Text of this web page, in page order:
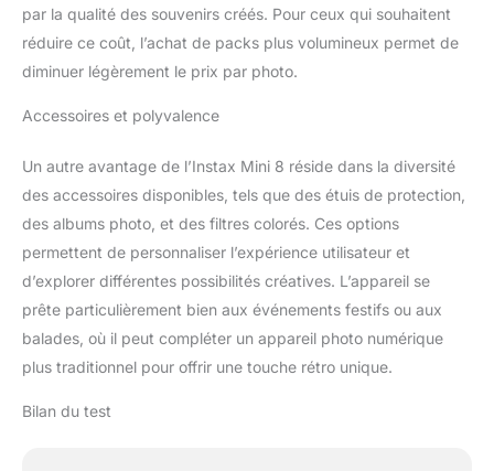
par la qualité des souvenirs créés. Pour ceux qui souhaitent
réduire ce coût, l’achat de packs plus volumineux permet de
diminuer légèrement le prix par photo.
Accessoires et polyvalence
Un autre avantage de l’Instax Mini 8 réside dans la diversité
des accessoires disponibles, tels que des étuis de protection,
des albums photo, et des filtres colorés. Ces options
permettent de personnaliser l’expérience utilisateur et
d’explorer différentes possibilités créatives. L’appareil se
prête particulièrement bien aux événements festifs ou aux
balades, où il peut compléter un appareil photo numérique
plus traditionnel pour offrir une touche rétro unique.
Bilan du test